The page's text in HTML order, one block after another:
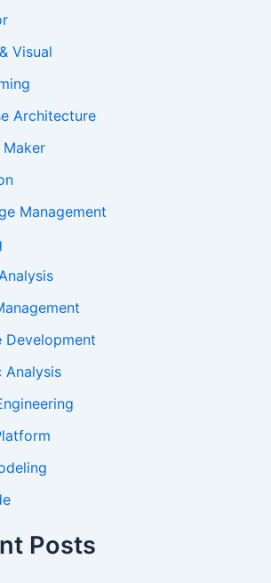
Visual
Architecture
Management
Development
Analysis
Posts